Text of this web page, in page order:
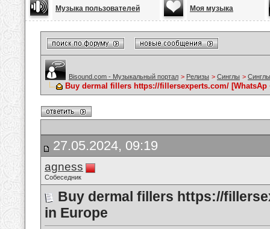
Музыка пользователей Моя музыка
Bisound.com - Музыкальный портал > Релизы > Синглы >
Buy dermal fillers https://fillersexperts.com/ [WhatsAp
27.05.2024, 09:19
agness
Собеседник
Buy dermal fillers https://
in Europe